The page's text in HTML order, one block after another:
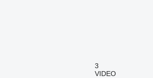
3
VIDEO